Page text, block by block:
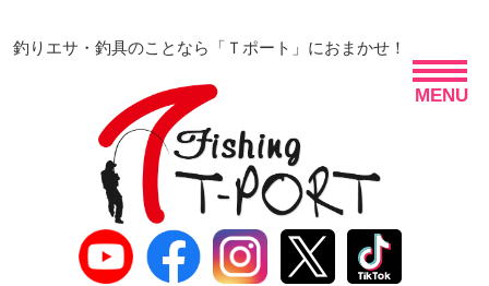
MENU
釣りエサ・釣具のことなら「Ｔポート」におまかせ！